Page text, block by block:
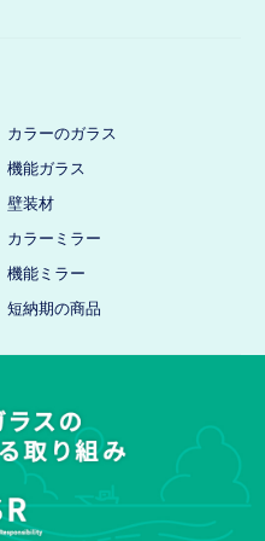
カラーのガラス
機能ガラス
壁装材
カラーミラー
機能ミラー
短納期の商品